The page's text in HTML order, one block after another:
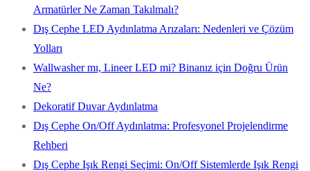
Armatürler Ne Zaman Takılmalı?
Dış Cephe LED Aydınlatma Arızaları: Nedenleri ve Çözüm
Yolları
Wallwasher mı, Lineer LED mi? Binanız için Doğru Ürün
Ne?
Dekoratif Duvar Aydınlatma
Dış Cephe On/Off Aydınlatma: Profesyonel Projelendirme
Rehberi
Dış Cephe Işık Rengi Seçimi: On/Off Sistemlerde Işık Rengi